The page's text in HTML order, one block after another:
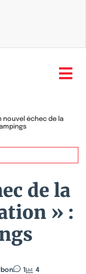
nouvel échec de la
de la
» :
1
4